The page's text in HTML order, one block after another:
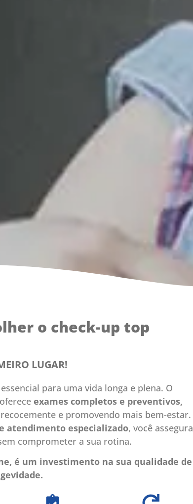
o check-up top
LUGAR!
para uma vida longa e plena. O
oferece exames completos e preventivos,
e promovendo mais bem-estar.
atendimento especializado, você assegura
comprometer a sua rotina.
é um investimento na sua qualidade de